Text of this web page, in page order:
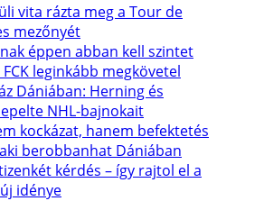
vita rázta meg a Tour de
mezőnyét
éppen abban kell szintet
leginkább megkövetel
Dániában: Herning és
NHL-bajnokait
kockázat, hanem befektetés
berobbanhat Dániában
kérdés – így rajtol el a
idénye